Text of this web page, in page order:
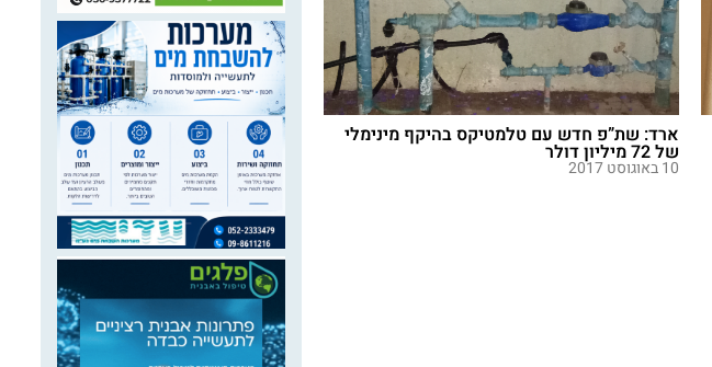
ארד: שת”פ חדש עם טלמטיקס בהיקף מינימלי
של 72 מיליון דולר
10 באוגוסט 2017